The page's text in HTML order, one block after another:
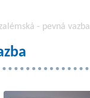
- pevná vazba